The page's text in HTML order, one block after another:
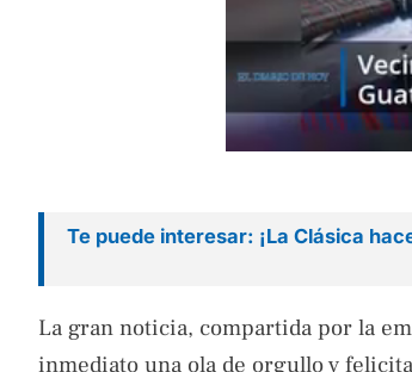
Te puede interesar: ¡La Clásica
La gran noticia, compartida por la
inmediato una ola de orgullo y